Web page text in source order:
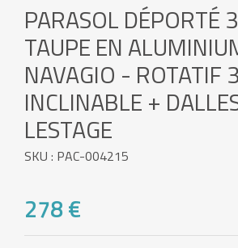
PARASOL DÉPORTÉ
TAUPE EN
NAVAGIO - ROTATIF
INCLINABLE +
LESTAGE
SKU : PAC-004215
278 €